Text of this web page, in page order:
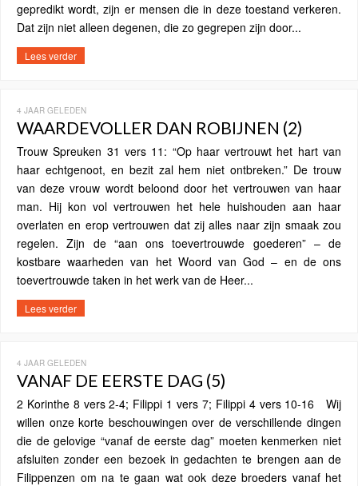
gepredikt wordt, zijn er mensen die in deze toestand verkeren.
Dat zijn niet alleen degenen, die zo gegrepen zijn door...
Lees verder
4 JAAR GELEDEN
WAARDEVOLLER DAN ROBIJNEN (2)
Trouw Spreuken 31 vers 11: “Op haar vertrouwt het hart van
haar echtgenoot, en bezit zal hem niet ontbreken.” De trouw
van deze vrouw wordt beloond door het vertrouwen van haar
man. Hij kon vol vertrouwen het hele huishouden aan haar
overlaten en erop vertrouwen dat zij alles naar zijn smaak zou
regelen. Zijn de “aan ons toevertrouwde goederen” – de
kostbare waarheden van het Woord van God – en de ons
toevertrouwde taken in het werk van de Heer...
Lees verder
4 JAAR GELEDEN
VANAF DE EERSTE DAG (5)
2 Korinthe 8 vers 2-4; Filippi 1 vers 7; Filippi 4 vers 10-16 Wij
willen onze korte beschouwingen over de verschillende dingen
die de gelovige “vanaf de eerste dag” moeten kenmerken niet
afsluiten zonder een bezoek in gedachten te brengen aan de
Filippenzen om na te gaan wat ook deze broeders vanaf het